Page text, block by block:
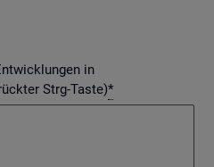
in
Strg-Taste)*